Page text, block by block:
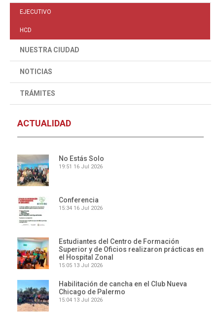
EJECUTIVO
HCD
NUESTRA CIUDAD
NOTICIAS
TRÁMITES
ACTUALIDAD
No Estás Solo
19:51 16 Jul 2026
Conferencia
15:34 16 Jul 2026
Estudiantes del Centro de Formación
Superior y de Oficios realizaron prácticas en
el Hospital Zonal
15:05 13 Jul 2026
Habilitación de cancha en el Club Nueva
Chicago de Palermo
15:04 13 Jul 2026